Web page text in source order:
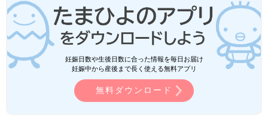
妊娠日数や生後日数に合った情報を毎日お届け
妊娠中から産後まで長く使える無料アプリ
無料ダウンロード